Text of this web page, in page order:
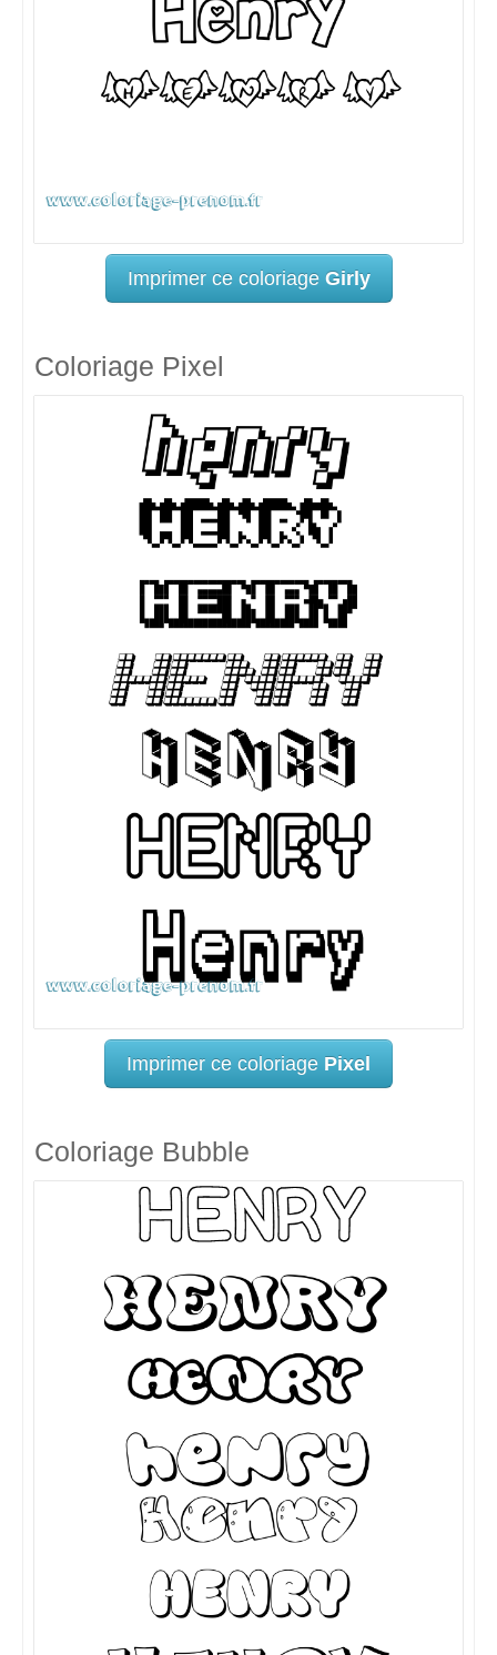
Imprimer ce coloriage Girly
Coloriage Pixel
Imprimer ce coloriage Pixel
Coloriage Bubble